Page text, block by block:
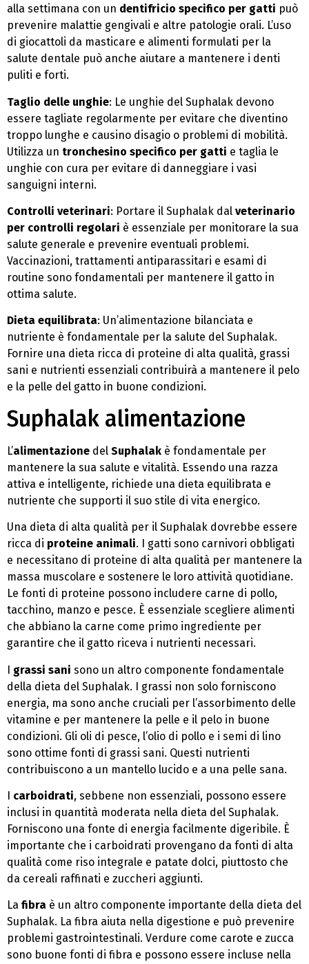
alla settimana con un dentifricio specifico per gatti può
prevenire malattie gengivali e altre patologie orali. L’uso
di giocattoli da masticare e alimenti formulati per la
salute dentale può anche aiutare a mantenere i denti
puliti e forti.
Taglio delle unghie: Le unghie del Suphalak devono
essere tagliate regolarmente per evitare che diventino
troppo lunghe e causino disagio o problemi di mobilità.
Utilizza un tronchesino specifico per gatti e taglia le
unghie con cura per evitare di danneggiare i vasi
sanguigni interni.
Controlli veterinari: Portare il Suphalak dal veterinario
per controlli regolari è essenziale per monitorare la sua
salute generale e prevenire eventuali problemi.
Vaccinazioni, trattamenti antiparassitari e esami di
routine sono fondamentali per mantenere il gatto in
ottima salute.
Dieta equilibrata: Un’alimentazione bilanciata e
nutriente è fondamentale per la salute del Suphalak.
Fornire una dieta ricca di proteine di alta qualità, grassi
sani e nutrienti essenziali contribuirà a mantenere il pelo
e la pelle del gatto in buone condizioni.
Suphalak alimentazione
L’alimentazione del Suphalak è fondamentale per
mantenere la sua salute e vitalità. Essendo una razza
attiva e intelligente, richiede una dieta equilibrata e
nutriente che supporti il suo stile di vita energico.
Una dieta di alta qualità per il Suphalak dovrebbe essere
ricca di proteine animali. I gatti sono carnivori obbligati
e necessitano di proteine di alta qualità per mantenere la
massa muscolare e sostenere le loro attività quotidiane.
Le fonti di proteine possono includere carne di pollo,
tacchino, manzo e pesce. È essenziale scegliere alimenti
che abbiano la carne come primo ingrediente per
garantire che il gatto riceva i nutrienti necessari.
I grassi sani sono un altro componente fondamentale
della dieta del Suphalak. I grassi non solo forniscono
energia, ma sono anche cruciali per l’assorbimento delle
vitamine e per mantenere la pelle e il pelo in buone
condizioni. Gli oli di pesce, l’olio di pollo e i semi di lino
sono ottime fonti di grassi sani. Questi nutrienti
contribuiscono a un mantello lucido e a una pelle sana.
I carboidrati, sebbene non essenziali, possono essere
inclusi in quantità moderata nella dieta del Suphalak.
Forniscono una fonte di energia facilmente digeribile. È
importante che i carboidrati provengano da fonti di alta
qualità come riso integrale e patate dolci, piuttosto che
da cereali raffinati e zuccheri aggiunti.
La fibra è un altro componente importante della dieta del
Suphalak. La fibra aiuta nella digestione e può prevenire
problemi gastrointestinali. Verdure come carote e zucca
sono buone fonti di fibra e possono essere incluse nella